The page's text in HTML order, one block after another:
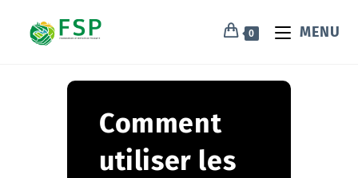
0 MENU
Comment
utiliser les